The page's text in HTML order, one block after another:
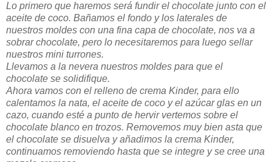
Lo primero que haremos será fundir el chocolate junto con el
aceite de coco. Bañamos el fondo y los laterales de
nuestros moldes con una fina capa de chocolate, nos va a
sobrar chocolate, pero lo necesitaremos para luego sellar
nuestros mini turrones.
Llevamos a la nevera nuestros moldes para que el
chocolate se solidifique.
Ahora vamos con el relleno de crema Kinder, para ello
calentamos la nata, el aceite de coco y el azúcar glas en un
cazo, cuando esté a punto de hervir vertemos sobre el
chocolate blanco en trozos. Removemos muy bien asta que
el chocolate se disuelva y añadimos la crema Kinder,
continuamos removiendo hasta que se integre y se cree una